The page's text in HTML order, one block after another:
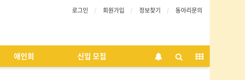
로그인 회원가입 정보찾기 동아리문의
애인회 신입 모집